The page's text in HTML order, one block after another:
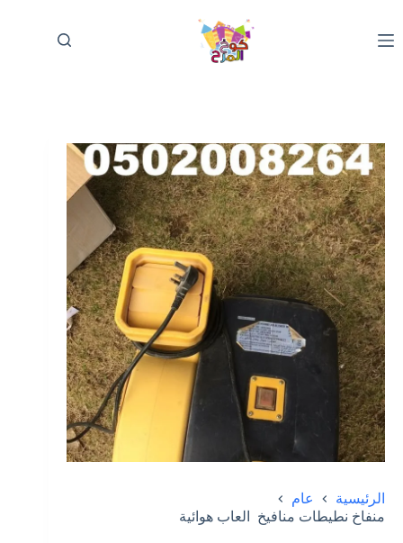
المحتوى
الرئيسية
عام
منفاخ نطيطات منافيخ العاب هوائية